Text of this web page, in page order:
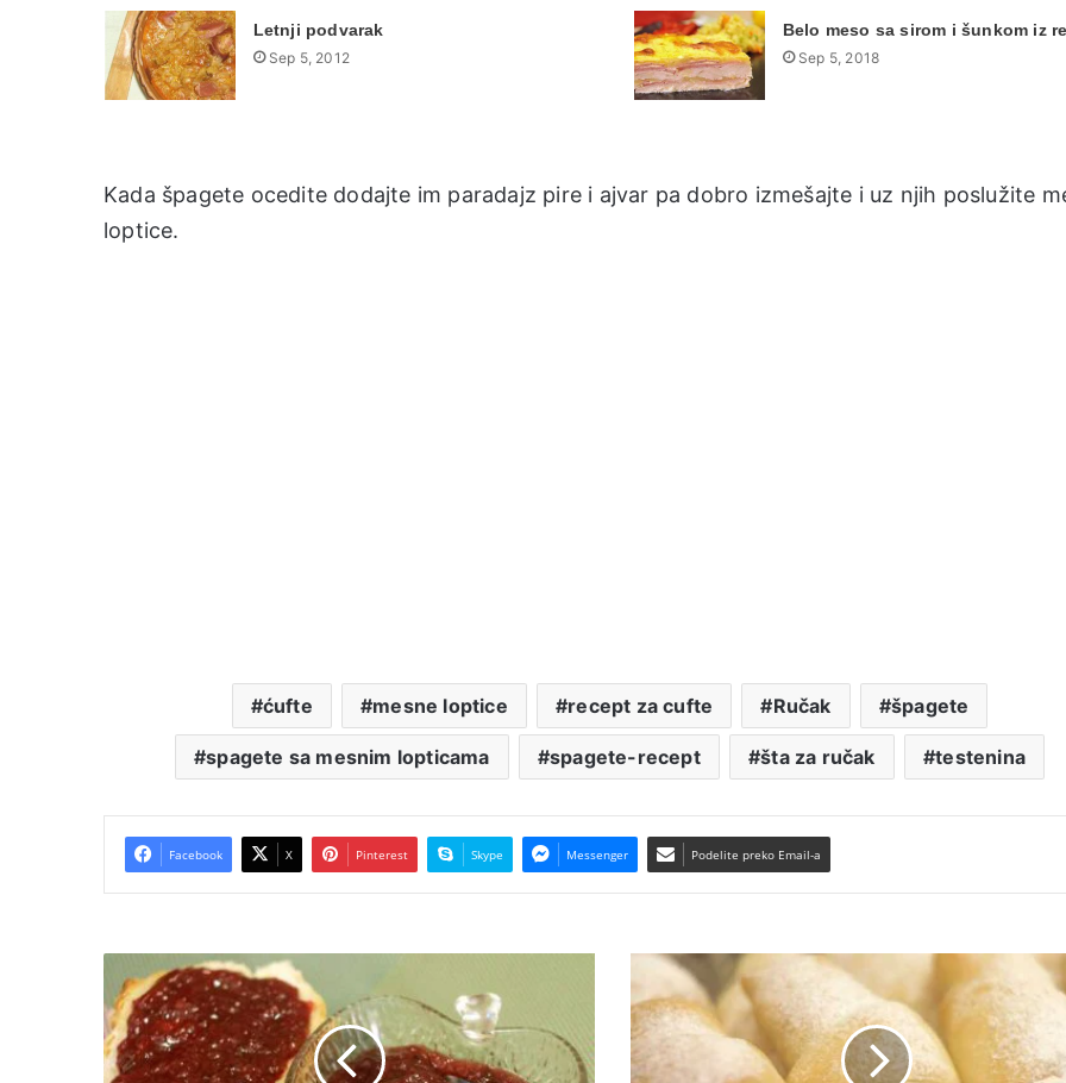
Letnji podvarak
Sep 5, 2012
Belo meso sa sirom i šunkom iz
Sep 5, 2018
Kada špagete ocedite dodajte im paradajz pire i ajvar pa dobro izmešajte i uz njih poslužite
loptice.
ćufte mesne loptice recept za cufte Ručak špagete
spagete sa mesnim lopticama spagete-recept šta za ručak testenina
Facebook X Pinterest Skype Messenger Podelite preko Email-a
od
šljiva
i
krušaka
Posne
slatke
kifle